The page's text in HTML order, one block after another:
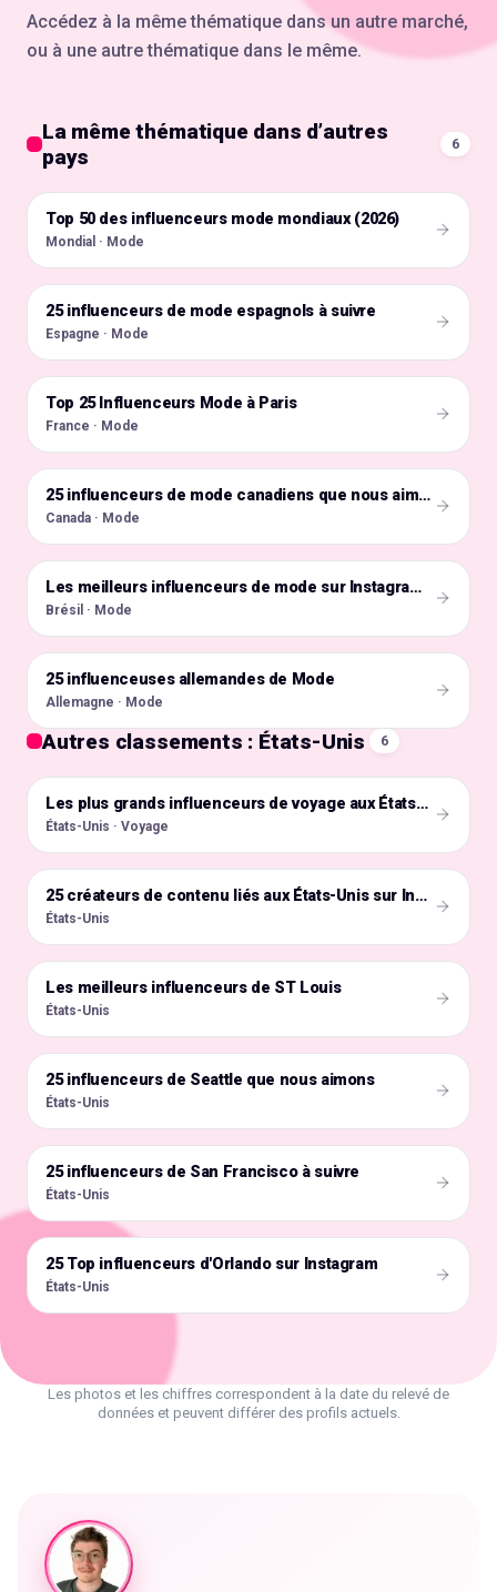
Accédez à la même thématique dans un autre marché,
ou à une autre thématique dans le même.
La même thématique dans d’autres
pays
6
🌍
Top 50 des influenceurs mode mondiaux (2026)
Mondial · Mode
🇪🇸
25 influenceurs de mode espagnols à suivre
Espagne · Mode
🇫🇷
Top 25 Influenceurs Mode à Paris
France · Mode
🇨🇦 25 influenceurs de mode canadiens que nous aimons suivre !
Canada · Mode
🇧🇷 Les meilleurs influenceurs de mode sur Instagram au Brésil
Brésil · Mode
🇩🇪
25 influenceuses allemandes de Mode
Allemagne · Mode
Autres classements : États-Unis 6
🇺🇸 Les plus grands influenceurs de voyage aux États-Unis
États-Unis · Voyage
🇺🇸 25 créateurs de contenu liés aux États-Unis sur Instagram
États-Unis
🇺🇸
Les meilleurs influenceurs de ST Louis
États-Unis
🇺🇸
25 influenceurs de Seattle que nous aimons
États-Unis
🇺🇸
25 influenceurs de San Francisco à suivre
États-Unis
🇺🇸
25 Top influenceurs d'Orlando sur Instagram
États-Unis
Les photos et les chiffres correspondent à la date du relevé de
données et peuvent différer des profils actuels.